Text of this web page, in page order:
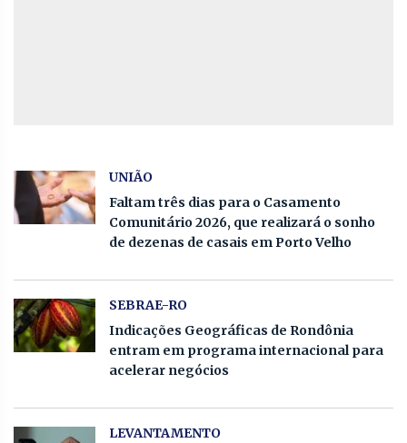
UNIÃO
Faltam três dias para o Casamento
Comunitário 2026, que realizará o sonho
de dezenas de casais em Porto Velho
SEBRAE-RO
Indicações Geográficas de Rondônia
entram em programa internacional para
acelerar negócios
LEVANTAMENTO